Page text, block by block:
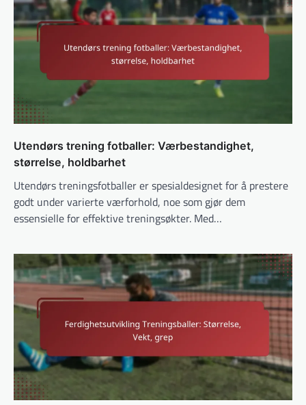
Utendørs trening fotballer: Værbestandighet,
størrelse, holdbarhet
Utendørs treningsfotballer er spesialdesignet for å prestere
godt under varierte værforhold, noe som gjør dem
essensielle for effektive treningsøkter. Med…